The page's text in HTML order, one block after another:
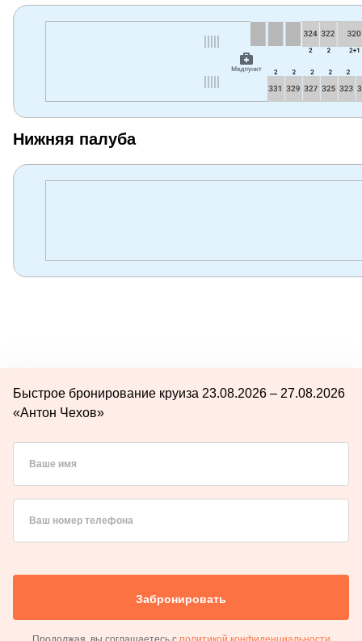
Нижняя палуба
Быстрое бронирование круиза 23.08.2026 – 27.08.2026
«Антон Чехов»
Ваше имя
Ваш номер телефона
Забронировать